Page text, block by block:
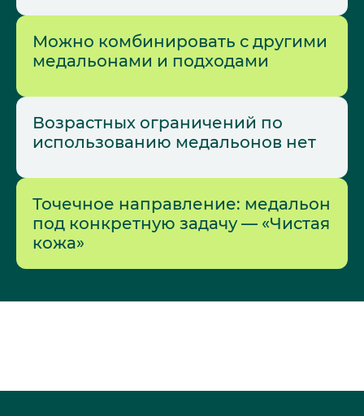
Можно комбинировать с другими
медальонами и подходами
Возрастных ограничений по
использованию медальонов нет
Точечное направление: медальон
под конкретную задачу — «Чистая
кожа»